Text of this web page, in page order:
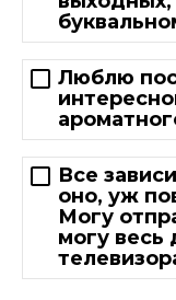
Люблю
Все
оно, уж
Могу
могу весь